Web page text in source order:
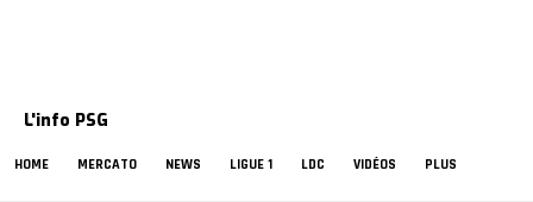
L'info PSG
HOME MERCATO NEWS LIGUE 1 LDC VIDÉOS PLUS